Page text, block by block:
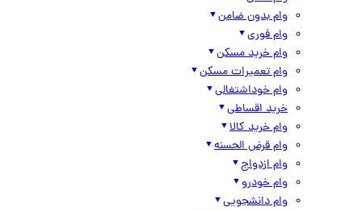
وام بدون ضامن
وام فوری
وام خرید مسکن
وام تعمیرات مسکن
وام خوداشتغالی
خرید اقساطی
وام خرید کالا
وام قرض الحسنه
وام ازدواج
وام خودرو
وام دانشجویی